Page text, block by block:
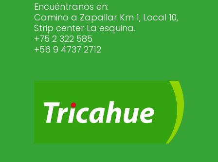
Encuéntranos en:
Camino a Zapallar Km 1, Local 10,
Strip center La esquina.
+75 2 322 585
+56 9 4737 2712